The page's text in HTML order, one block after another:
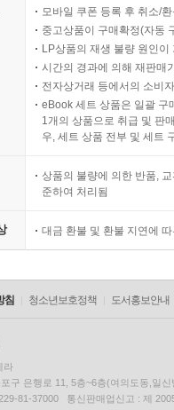
모바일 쿠폰 등록 후 취소/
중고상품이 구매확정(자동
LP상품의 재생 불량 원인
시간의 경과에 의해 재판매
전자상거래 등에서의 소비
eBook 세트 상품은 일괄 구
1개의 상품으로 취급 및 판
우, 세트 상품 전부 및 세트
상품의 불량에 의한 반품,
준하여 처리됨
대금 환불 및 환불 지연에
침 청소년보호정책 도서홍보안내
라
구 은행로 11, 5층~6층(여의도동,일신
81-37000 통신판매업신고 : 제